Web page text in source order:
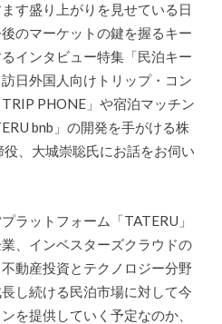
す盛り上がりを見せている日
のマーケットの鍵を握るキー
インタビュー特集「民泊キー
日外国人向けトリップ・コン
PHONE」や宿泊マッチン
bnb」の開発を手がける株
、大城崇聡氏にお話をお伺い
ラットフォーム「TATERU」
、インベスターズクラウドの
動産投資とテクノロジー分野
し続ける民泊市場に対して今
を提供していく予定なのか、